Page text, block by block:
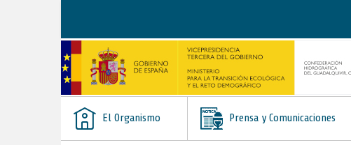
El Organismo Prensa y Comunicaciones